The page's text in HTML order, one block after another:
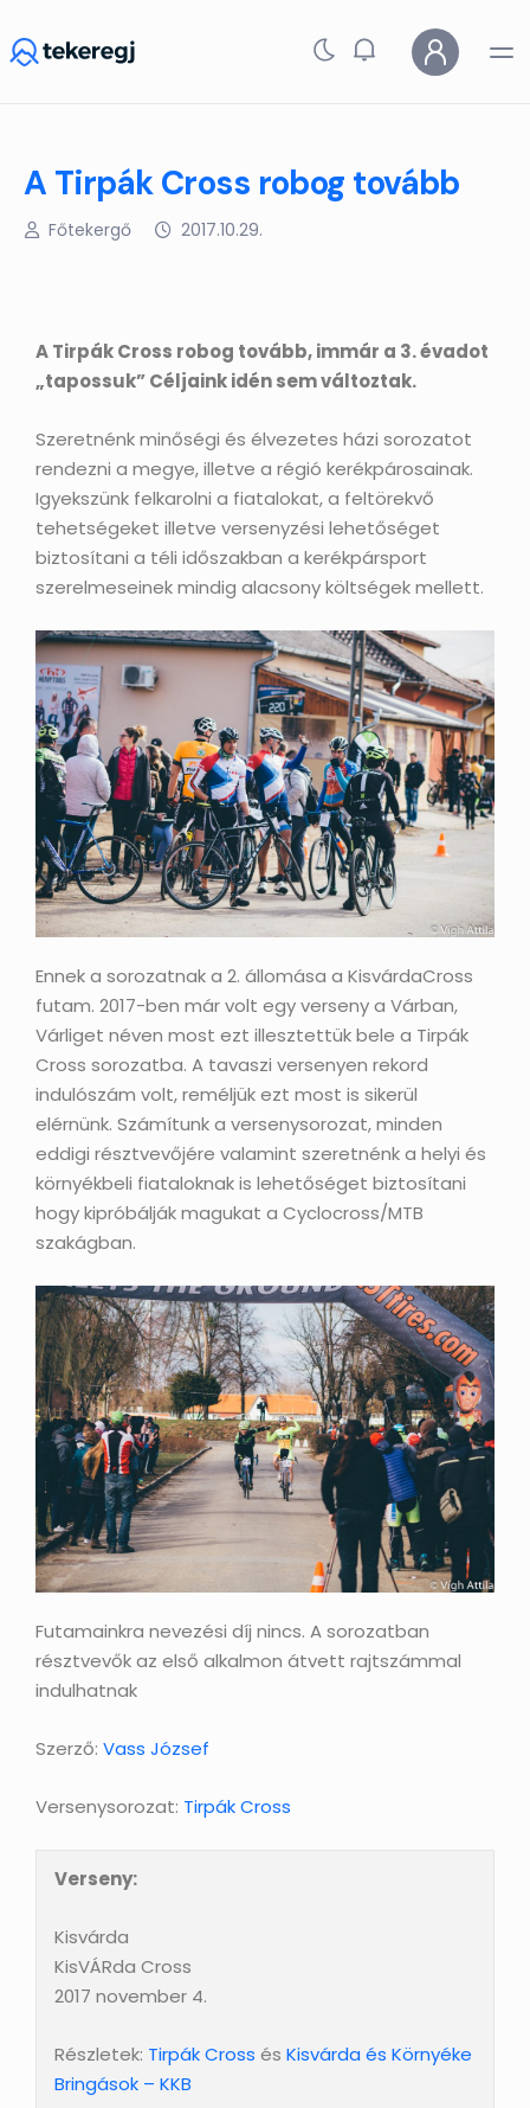
A Tirpák Cross robog tovább
Főtekergő 2017.10.29.
A Tirpák Cross robog tovább, immár a 3. évadot
„tapossuk” Céljaink idén sem változtak.
Szeretnénk minőségi és élvezetes házi sorozatot
rendezni a megye, illetve a régió kerékpárosainak.
Igyekszünk felkarolni a fiatalokat, a feltörekvő
tehetségeket illetve versenyzési lehetőséget
biztosítani a téli időszakban a kerékpársport
szerelmeseinek mindig alacsony költségek mellett.
Ennek a sorozatnak a 2. állomása a KisvárdaCross
futam. 2017-ben már volt egy verseny a Várban,
Várliget néven most ezt illesztettük bele a Tirpák
Cross sorozatba. A tavaszi versenyen rekord
indulószám volt, reméljük ezt most is sikerül
elérnünk. Számítunk a versenysorozat, minden
eddigi résztvevőjére valamint szeretnénk a helyi és
környékbeli fiataloknak is lehetőséget biztosítani
hogy kipróbálják magukat a Cyclocross/MTB
szakágban.
Futamainkra nevezési díj nincs. A sorozatban
résztvevők az első alkalmon átvett rajtszámmal
indulhatnak
Szerző: Vass József
Versenysorozat: Tirpák Cross
Verseny:
Kisvárda
KisVÁRda Cross
2017 november 4.
Részletek: Tirpák Cross és Kisvárda és Környéke
Bringások – KKB